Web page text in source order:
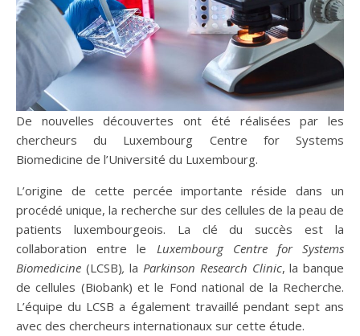
De nouvelles découvertes ont été réalisées par les
chercheurs du Luxembourg Centre for Systems
Biomedicine de l’Université du Luxembourg.
L’origine de cette percée importante réside dans un
procédé unique, la recherche sur des cellules de la peau de
patients luxembourgeois. La clé du succès est la
collaboration entre le Luxembourg Centre for Systems
Biomedicine (LCSB),laParkinson Research Clinic, la banque
de cellules (Biobank) et le Fond national de la Recherche.
L’équipe du LCSB a également travaillé pendant sept ans
avec des chercheurs internationaux sur cette étude.